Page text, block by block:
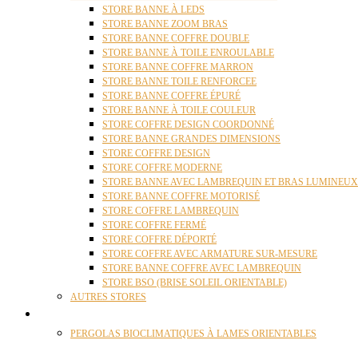
STORE BANNE À LEDS
STORE BANNE ZOOM BRAS
STORE BANNE COFFRE DOUBLE
STORE BANNE À TOILE ENROULABLE
STORE BANNE COFFRE MARRON
STORE BANNE TOILE RENFORCEE
STORE BANNE COFFRE ÉPURÉ
STORE BANNE À TOILE COULEUR
STORE COFFRE DESIGN COORDONNÉ
STORE BANNE GRANDES DIMENSIONS
STORE COFFRE DESIGN
STORE COFFRE MODERNE
STORE BANNE AVEC LAMBREQUIN ET BRAS LUMINEUX
STORE BANNE COFFRE MOTORISÉ
STORE COFFRE LAMBREQUIN
STORE COFFRE FERMÉ
STORE COFFRE DÉPORTÉ
STORE COFFRE AVEC ARMATURE SUR-MESURE
STORE BANNE COFFRE AVEC LAMBREQUIN
STORE BSO (BRISE SOLEIL ORIENTABLE)
AUTRES STORES
PERGOLAS BIOCLIMATIQUES À LAMES ORIENTABLES